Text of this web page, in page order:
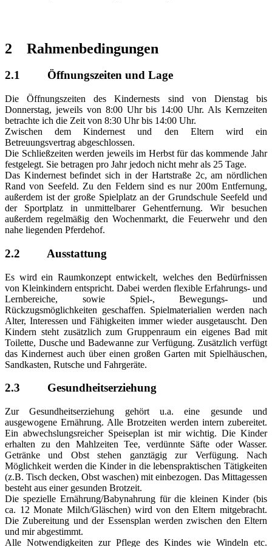
2 Rahmenbedingungen
2.1 Öffnungszeiten und Lage
Die Öffnungszeiten des Kindernests sind von Dienstag bis
Donnerstag, jeweils von 8:00 Uhr bis 14:00 Uhr. Als Kernzeiten
betrachte ich die Zeit von 8:30 Uhr bis 14:00 Uhr.
Zwischen dem Kindernest und den Eltern wird ein
Betreuungsvertrag abgeschlossen.
Die Schließzeiten werden jeweils im Herbst für das kommende Jahr
festgelegt. Sie betragen pro Jahr jedoch nicht mehr als 25 Tage.
Das Kindernest befindet sich in der Hartstraße 2c, am nördlichen
Rand von Seefeld. Zu den Feldern sind es nur 200m Entfernung,
außerdem ist der große Spielplatz an der Grundschule Seefeld und
der Sportplatz in unmittelbarer Gehentfernung. Wir besuchen
außerdem regelmäßig den Wochenmarkt, die Feuerwehr und den
nahe liegenden Pferdehof.
2.2 Ausstattung
Es wird ein Raumkonzept entwickelt, welches den Bedürfnissen
von Kleinkindern entspricht. Dabei werden flexible Erfahrungs- und
Lernbereiche, sowie Spiel-, Bewegungs- und
Rückzugsmöglichkeiten geschaffen. Spielmaterialien werden nach
Alter, Interessen und Fähigkeiten immer wieder ausgetauscht. Den
Kindern steht zusätzlich zum Gruppenraum ein eigenes Bad mit
Toilette, Dusche und Badewanne zur Verfügung. Zusätzlich verfügt
das Kindernest auch über einen großen Garten mit Spielhäuschen,
Sandkasten, Rutsche und Fahrgeräte.
2.3 Gesundheitserziehung
Zur Gesundheitserziehung gehört u.a. eine gesunde und
ausgewogene Ernährung. Alle Brotzeiten werden intern zubereitet.
Ein abwechslungsreicher Speiseplan ist mir wichtig. Die Kinder
erhalten zu den Mahlzeiten Tee, verdünnte Säfte oder Wasser.
Getränke und Obst stehen ganztägig zur Verfügung. Nach
Möglichkeit werden die Kinder in die lebenspraktischen Tätigkeiten
(z.B. Tisch decken, Obst waschen) mit einbezogen. Das Mittagessen
besteht aus einer gesunden Brotzeit.
Die spezielle Ernährung/Babynahrung für die kleinen Kinder (bis
ca. 12 Monate Milch/Gläschen) wird von den Eltern mitgebracht.
Die Zubereitung und der Essensplan werden zwischen den Eltern
und mir abgestimmt.
Alle Notwendigkeiten zur Pflege des Kindes wie Windeln etc.